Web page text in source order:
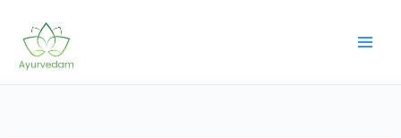
content